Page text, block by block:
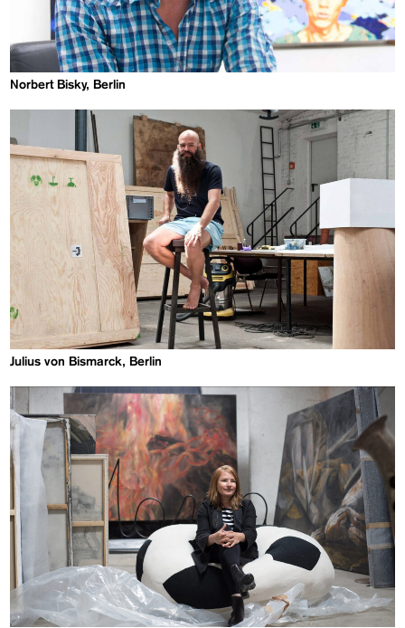
Norbert Bisky, Berlin
Julius von Bismarck, Berlin